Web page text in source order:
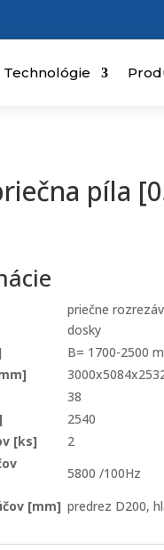
Technológie
píla
priečne
dosky
B= 1700-2500
38
2540
[ks]
2
5800 /100Hz
[mm] predrez D200,